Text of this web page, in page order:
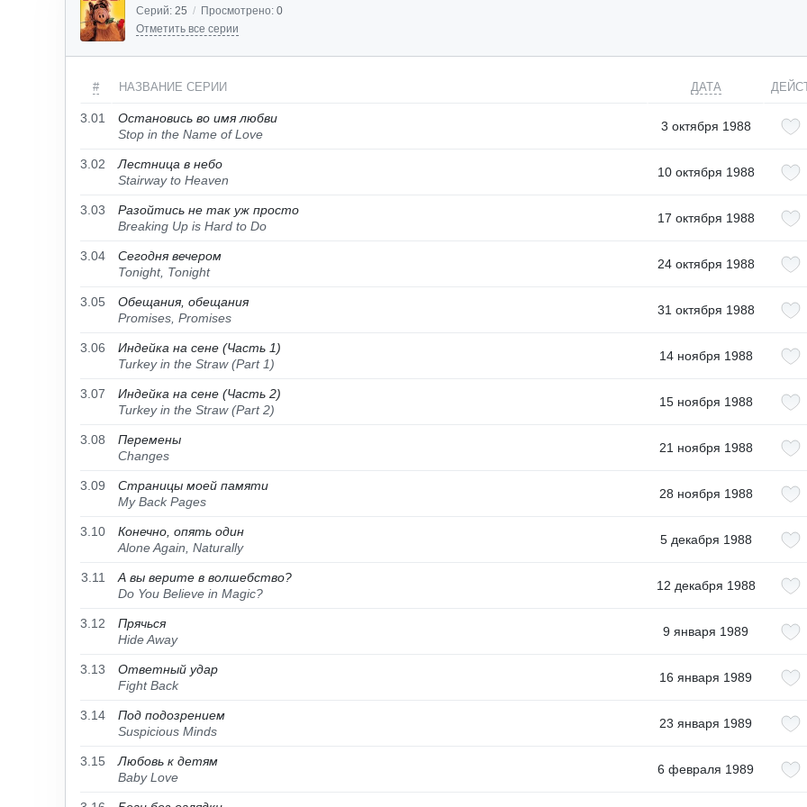
Серий: 25 / Просмотрено: 0
Отметить все серии
# НАЗВАНИЕ СЕРИИ ДАТА
3.01
Остановись во имя любви
Stop in the Name of Love
3 октября 1988
3.02
Лестница в небо
Stairway to Heaven
10 октября 1988
3.03
Разойтись не так уж просто
Breaking Up is Hard to Do
17 октября 1988
3.04
Сегодня вечером
Tonight, Tonight
24 октября 1988
3.05
Обещания, обещания
Promises, Promises
31 октября 1988
3.06
Индейка на сене (Часть 1)
Turkey in the Straw (Part 1)
14 ноября 1988
3.07
Индейка на сене (Часть 2)
Turkey in the Straw (Part 2)
15 ноября 1988
3.08
Перемены
Changes
21 ноября 1988
3.09
Страницы моей памяти
My Back Pages
28 ноября 1988
3.10
Конечно, опять один
Alone Again, Naturally
5 декабря 1988
3.11
А вы верите в волшебство?
Do You Believe in Magic?
12 декабря 1988
3.12
Прячься
Hide Away
9 января 1989
3.13
Ответный удар
Fight Back
16 января 1989
3.14
Под подозрением
Suspicious Minds
23 января 1989
3.15
Любовь к детям
Baby Love
6 февраля 1989